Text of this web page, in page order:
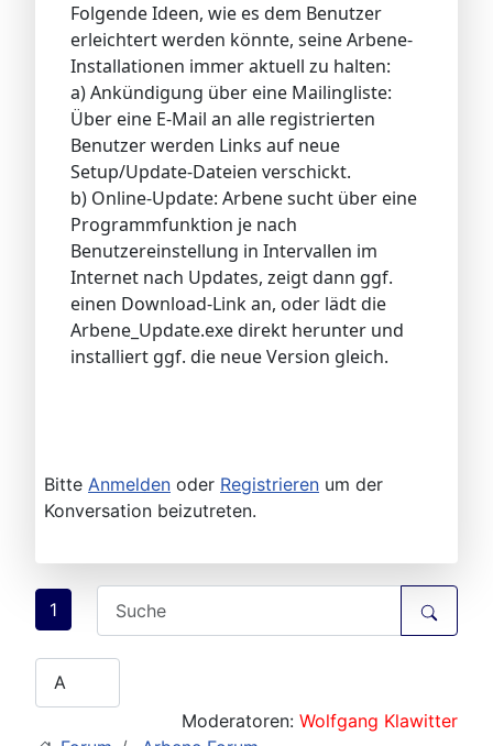
Folgende Ideen, wie es dem Benutzer
erleichtert werden könnte, seine Arbene-
Installationen immer aktuell zu halten:
a) Ankündigung über eine Mailingliste:
Über eine E-Mail an alle registrierten
Benutzer werden Links auf neue
Setup/Update-Dateien verschickt.
b) Online-Update: Arbene sucht über eine
Programmfunktion je nach
Benutzereinstellung in Intervallen im
Internet nach Updates, zeigt dann ggf.
einen Download-Link an, oder lädt die
Arbene_Update.exe direkt herunter und
installiert ggf. die neue Version gleich.
Bitte Anmelden oder Registrieren um der
Konversation beizutreten.
1
Moderatoren: Wolfgang Klawitter